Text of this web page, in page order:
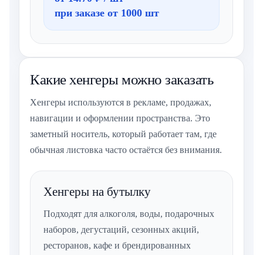
при заказе от 1000 шт
Какие хенгеры можно заказать
Хенгеры используются в рекламе, продажах,
навигации и оформлении пространства. Это
заметный носитель, который работает там, где
обычная листовка часто остаётся без внимания.
Хенгеры на бутылку
Подходят для алкоголя, воды, подарочных
наборов, дегустаций, сезонных акций,
ресторанов, кафе и брендированных